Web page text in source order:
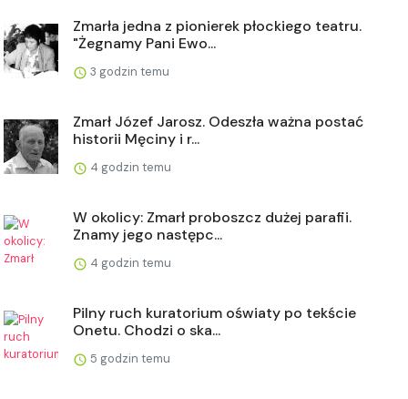
Zmarła jedna z pionierek płockiego teatru.
"Żegnamy Pani Ewo...
3 godzin temu
Zmarł Józef Jarosz. Odeszła ważna postać
historii Męciny i r...
4 godzin temu
W okolicy: Zmarł proboszcz dużej parafii.
Znamy jego następc...
4 godzin temu
Pilny ruch kuratorium oświaty po tekście
Onetu. Chodzi o ska...
5 godzin temu